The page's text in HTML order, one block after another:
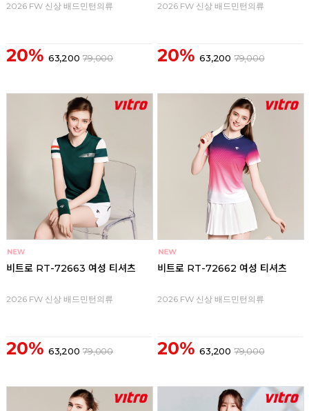
2026 FW 신상 배드민턴의류
20% 63,200 79,000
2026 FW 신상 배드민턴의류
20% 63,200 79,000
비트로 RT-72663 여성 티셔츠
2026 FW 신상 배드민턴의류
20% 63,200 79,000
비트로 RT-72662 여성 티셔츠
2026 FW 신상 배드민턴의류
20% 63,200 79,000